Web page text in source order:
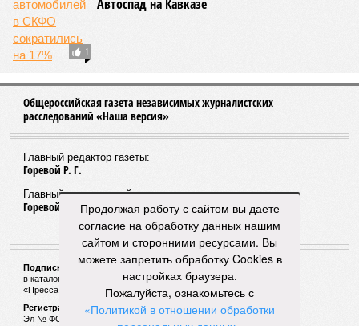
турпотоку в первой половине 2026 года
05/08
Более трети автомобилистов Северного Кавказа
стали реже пользоваться машиной
04/08
В Северной Осетии задержали мужчину за стрельбу
тысячи рублей
НОВОСТИ ПАРТНЕРОВ
Новости smi2.ru
ЕЩЕ ИЗ РАЗДЕЛА «ВЛАСТЬ»
Продолжая работу с сайтом вы даете
согласие на обработку данных нашим
сайтом и сторонними ресурсами. Вы
можете запретить обработку Cookies в
настройках браузера.
Пожалуйста, ознакомьтесь с
«Политикой в отношении обработки